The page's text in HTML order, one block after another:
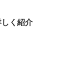
く紹介